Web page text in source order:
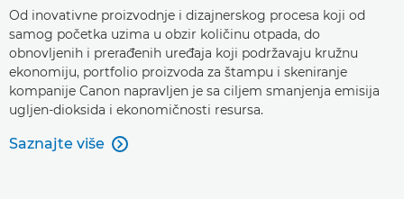
Od inovativne proizvodnje i dizajnerskog procesa koji od
samog početka uzima u obzir količinu otpada, do
obnovljenih i prerađenih uređaja koji podržavaju kružnu
ekonomiju, portfolio proizvoda za štampu i skeniranje
kompanije Canon napravljen je sa ciljem smanjenja emisija
ugljen-dioksida i ekonomičnosti resursa.
Saznajte više 